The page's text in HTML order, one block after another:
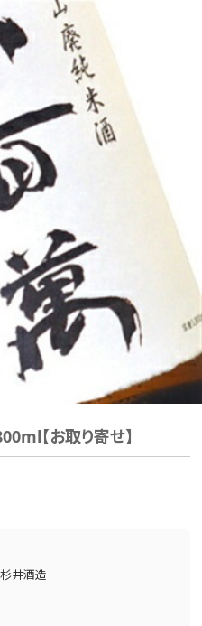
【お取り寄せ】
杉井酒造